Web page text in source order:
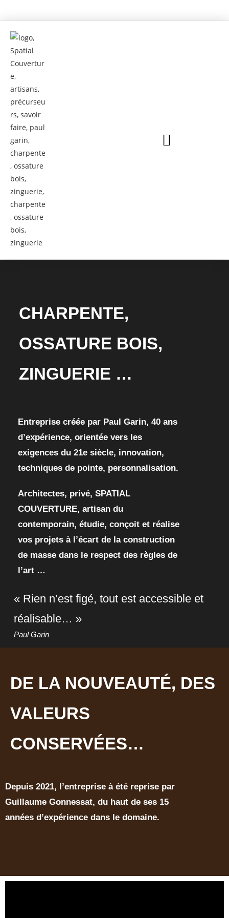
CHARPENTE,
OSSATURE BOIS,
ZINGUERIE …
Entreprise créée par Paul Garin, 40 ans
d’expérience, orientée vers les
exigences du 21e siècle, innovation,
techniques de pointe, personnalisation.
Architectes, privé, SPATIAL
COUVERTURE, artisan du
contemporain, étudie, conçoit et réalise
vos projets à l’écart de la construction
de masse dans le respect des règles de
l’art …
« Rien n’est figé, tout est accessible et
réalisable… »
Paul Garin
DE LA NOUVEAUTÉ, DES
VALEURS
CONSERVÉES…
Depuis 2021, l’entreprise à été reprise par
Guillaume Gonnessat, du haut de ses 15
années d’expérience dans le domaine.